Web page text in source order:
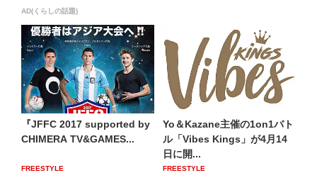
AD(くらしの話題)
『JFFC 2017 supported by
CHIMERA TV&GAMES...
FREESTYLE
Yo＆Kazane主催の1on1バト
ル「Vibes Kings」が4月14
日に開...
FREESTYLE